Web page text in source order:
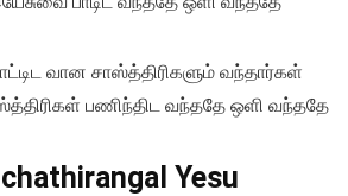
வான சாஸ்த்திரிகளும் வந்தார்கள்
பணிந்திட வந்ததே ஒளி வந்ததே
Yesu